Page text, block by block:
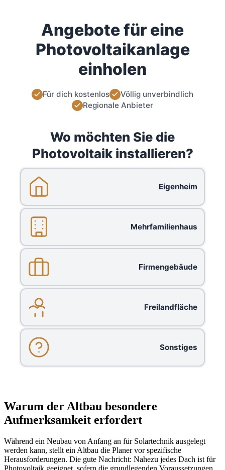
Angebote für eine
Photovoltaikanlage
einholen
Für dich kostenlos
Völlig unverbindlich
Regionale Anbieter
Wo möchten Sie die
Photovoltaik installieren?
Eigenheim
Mehrfamilienhaus
Firmengebäude
Freilandfläche
Sonstiges
Warum der Altbau besondere
Aufmerksamkeit erfordert
Während ein Neubau von Anfang an für Solartechnik ausgelegt
werden kann, stellt ein Altbau die Planer vor spezifische
Herausforderungen. Die gute Nachricht: Nahezu jedes Dach ist für
Photovoltaik geeignet, sofern die grundlegenden Voraussetzungen